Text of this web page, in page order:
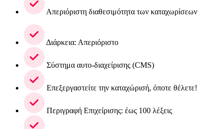
Απεριόριστη διαθεσιμότητα των καταχωρίσεων
Διάρκεια: Απεριόριστο
Σύστημα αυτο-διαχείρισης (CMS)
Επεξεργαστείτε την καταχώρισή, όποτε θέλετε!
Περιγραφή Επιχείρισης: έως 100 λέξεις